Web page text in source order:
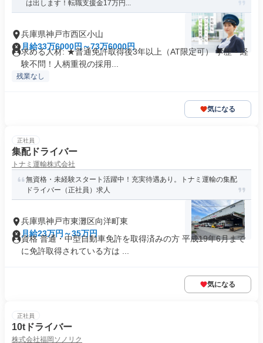
は出します！転職支援金17万円...
兵庫県神戸市西区小山
月給33万6000円～73万6000円
求める人材: ★普通免許取得後3年以上（AT限定可） 学歴・経
験不問！人柄重視の採用...
残業なし
気になる
正社員
集配ドライバー
トナミ運輸株式会社
無資格・未経験スタート活躍中！充実待遇あり。トナミ運輸の集配
ドライバー（正社員）求人
兵庫県神戸市東灘区向洋町東
月給23万円～35万円
資格 普通・中型自動車免許を取得済みの方 平成19年6月まで
に免許取得されている方は ...
気になる
正社員
10tドライバー
株式会社福岡ソノリク